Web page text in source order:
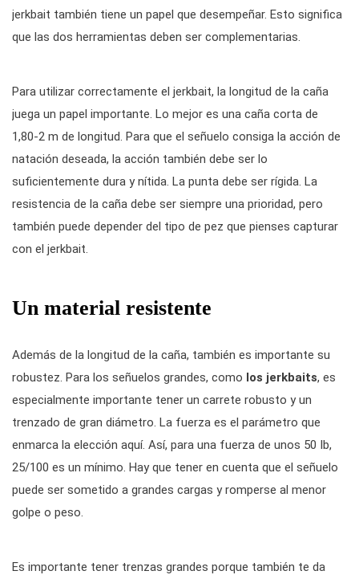
jerkbait también tiene un papel que desempeñar. Esto significa
que las dos herramientas deben ser complementarias.
Para utilizar correctamente el jerkbait, la longitud de la caña
juega un papel importante. Lo mejor es una caña corta de
1,80-2 m de longitud. Para que el señuelo consiga la acción de
natación deseada, la acción también debe ser lo
suficientemente dura y nítida. La punta debe ser rígida. La
resistencia de la caña debe ser siempre una prioridad, pero
también puede depender del tipo de pez que pienses capturar
con el jerkbait.
Un material resistente
Además de la longitud de la caña, también es importante su
robustez. Para los señuelos grandes, como los jerkbaits, es
especialmente importante tener un carrete robusto y un
trenzado de gran diámetro. La fuerza es el parámetro que
enmarca la elección aquí. Así, para una fuerza de unos 50 Ib,
25/100 es un mínimo. Hay que tener en cuenta que el señuelo
puede ser sometido a grandes cargas y romperse al menor
golpe o peso.
Es importante tener trenzas grandes porque también te da